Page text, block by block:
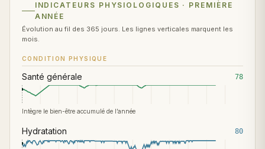
INDICATEURS PHYSIOLOGIQUES · PREMIÈRE
ANNÉE
Évolution au fil des 365 jours. Les lignes verticales marquent les
mois.
CONDITION PHYSIQUE
Santé générale 78
Intègre le bien-être accumulé de l’année
Hydratation 80